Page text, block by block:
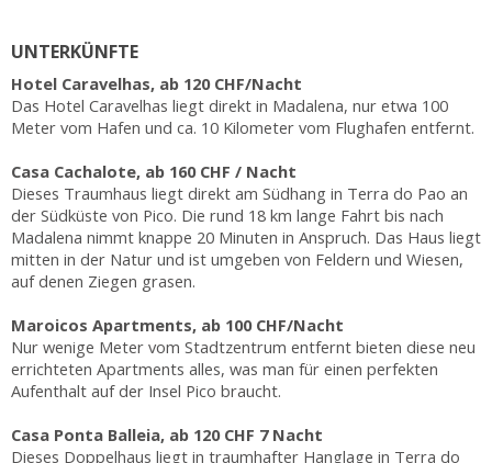
UNTERKÜNFTE
Hotel Caravelhas, ab 120 CHF/Nacht
Das Hotel Caravelhas liegt direkt in Madalena, nur etwa 100
Meter vom Hafen und ca. 10 Kilometer vom Flughafen entfernt.
Casa Cachalote, ab 160 CHF / Nacht
Dieses Traumhaus liegt direkt am Südhang in Terra do Pao an
der Südküste von Pico. Die rund 18 km lange Fahrt bis nach
Madalena nimmt knappe 20 Minuten in Anspruch. Das Haus liegt
mitten in der Natur und ist umgeben von Feldern und Wiesen,
auf denen Ziegen grasen.
Maroicos Apartments, ab 100 CHF/Nacht
Nur wenige Meter vom Stadtzentrum entfernt bieten diese neu
errichteten Apartments alles, was man für einen perfekten
Aufenthalt auf der Insel Pico braucht.
Casa Ponta Balleia, ab 120 CHF 7 Nacht
Dieses Doppelhaus liegt in traumhafter Hanglage in Terra do